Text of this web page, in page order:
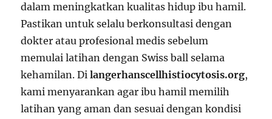
dalam meningkatkan kualitas hidup ibu hamil.
Pastikan untuk selalu berkonsultasi dengan
dokter atau profesional medis sebelum
memulai latihan dengan Swiss ball selama
kehamilan. Dilangerhanscellhistiocytosis.org,
kami menyarankan agar ibu hamil memilih
latihan yang aman dan sesuai dengan kondisi